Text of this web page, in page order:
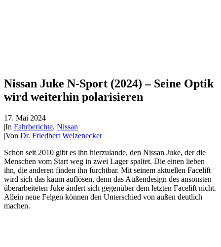
Nissan Juke N-Sport (2024) – Seine Optik
wird weiterhin polarisieren
17. Mai 2024
|In Fahrberichte, Nissan
|Von Dr. Friedbert Weizenecker
Schon seit 2010 gibt es ihn hierzulande, den Nissan Juke, der die
Menschen vom Start weg in zwei Lager spaltet. Die einen lieben
ihn, die anderen finden ihn furchtbar. Mit seinem aktuellen Facelift
wird sich das kaum auflösen, denn das Außendesign des ansonsten
überarbeiteten Juke ändert sich gegenüber dem letzten Facelift nicht.
Allein neue Felgen können den Unterschied von außen deutlich
machen.